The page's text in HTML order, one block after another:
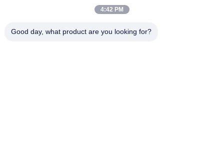
Plataforma de trabalho aéreo de tipo de alumínio com altura
4:42 PM
Good day, what product are you looking for?